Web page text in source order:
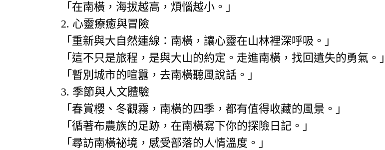
「在南橫，海拔越高，煩惱越小。」
2. 心靈療癒與冒險
「重新與大自然連線：南橫，讓心靈在山林裡深呼吸。」
「這不只是旅程，是與大山的約定。走進南橫，找回遺失的勇氣。」
「暫別城市的喧囂，去南橫聽風說話。」
3. 季節與人文體驗
「春賞櫻、冬觀霧，南橫的四季，都有值得收藏的風景。」
「循著布農族的足跡，在南橫寫下你的探險日記。」
「尋訪南橫祕境，感受部落的人情溫度。」